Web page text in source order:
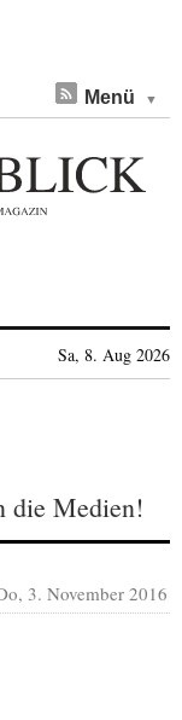
Menü
Sa, 8. Aug 2026
die Medien!
3. November 2016